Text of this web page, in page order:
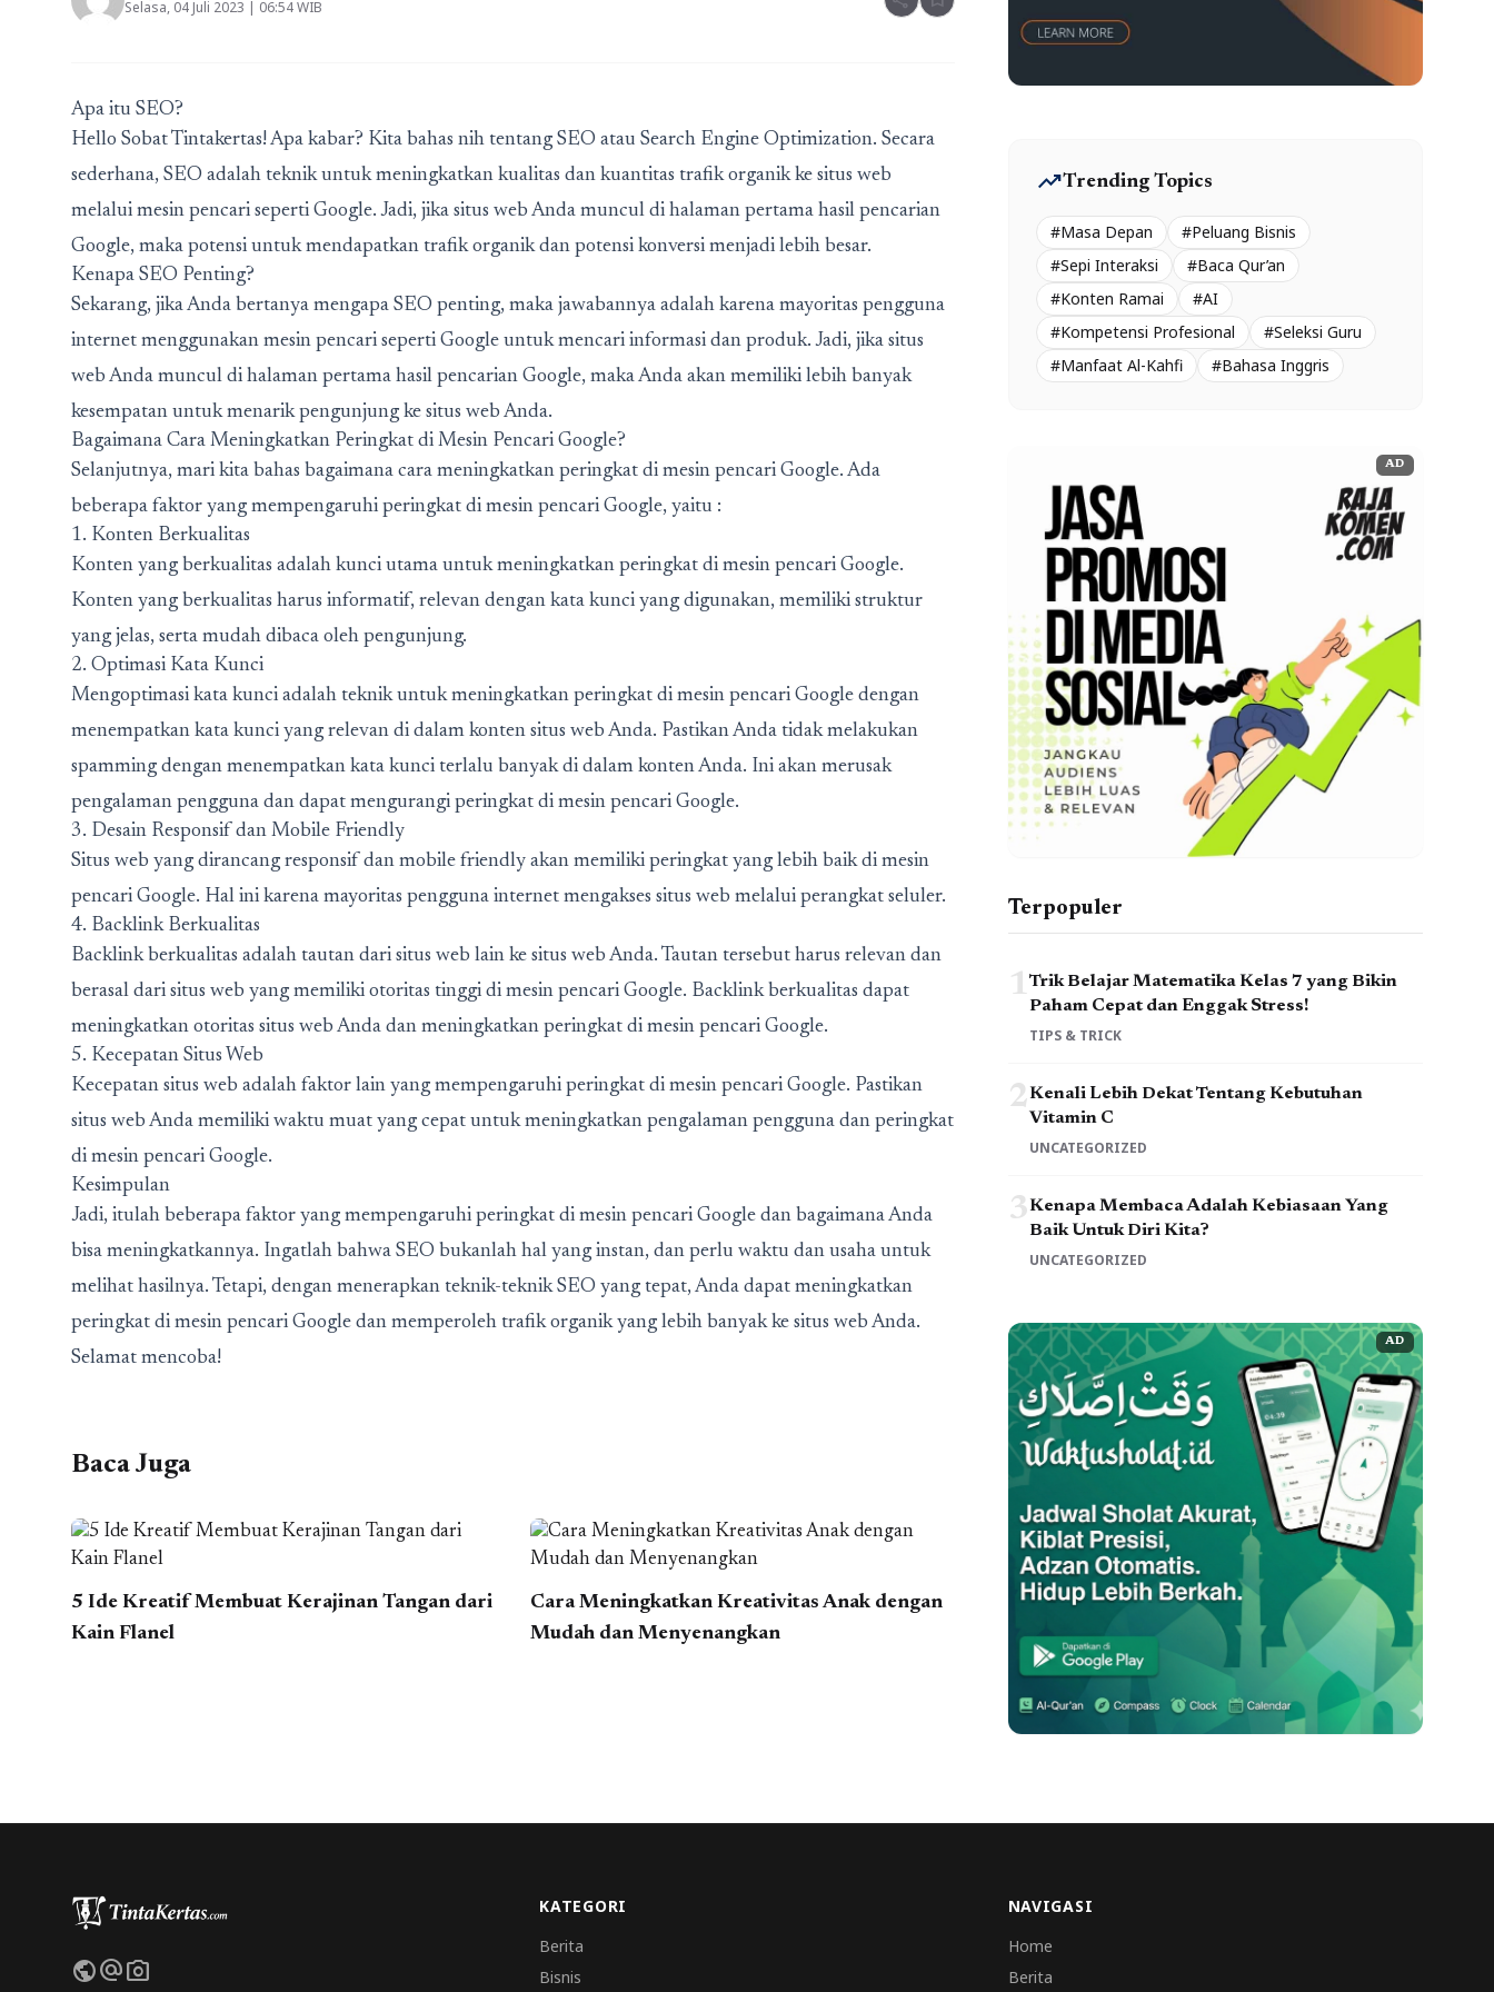
Selasa, 04 Juli 2023 | 06:54 WIB
Apa itu SEO?
Hello Sobat Tintakertas! Apa kabar? Kita bahas nih tentang SEO atau Search Engine Optimization. Secara
sederhana, SEO adalah teknik untuk meningkatkan kualitas dan kuantitas trafik organik ke situs web
melalui mesin pencari seperti Google. Jadi, jika situs web Anda muncul di halaman pertama hasil pencarian
Google, maka potensi untuk mendapatkan trafik organik dan potensi konversi menjadi lebih besar.
Kenapa SEO Penting?
Sekarang, jika Anda bertanya mengapa SEO penting, maka jawabannya adalah karena mayoritas pengguna
internet menggunakan mesin pencari seperti Google untuk mencari informasi dan produk. Jadi, jika situs
web Anda muncul di halaman pertama hasil pencarian Google, maka Anda akan memiliki lebih banyak
kesempatan untuk menarik pengunjung ke situs web Anda.
Bagaimana Cara Meningkatkan Peringkat di Mesin Pencari Google?
Selanjutnya, mari kita bahas bagaimana cara meningkatkan peringkat di mesin pencari Google. Ada
beberapa faktor yang mempengaruhi peringkat di mesin pencari Google, yaitu :
1. Konten Berkualitas
Konten yang berkualitas adalah kunci utama untuk meningkatkan peringkat di mesin pencari Google.
Konten yang berkualitas harus informatif, relevan dengan kata kunci yang digunakan, memiliki struktur
yang jelas, serta mudah dibaca oleh pengunjung.
2. Optimasi Kata Kunci
Mengoptimasi kata kunci adalah teknik untuk meningkatkan peringkat di mesin pencari Google dengan
menempatkan kata kunci yang relevan di dalam konten situs web Anda. Pastikan Anda tidak melakukan
spamming dengan menempatkan kata kunci terlalu banyak di dalam konten Anda. Ini akan merusak
pengalaman pengguna dan dapat mengurangi peringkat di mesin pencari Google.
3. Desain Responsif dan Mobile Friendly
Situs web yang dirancang responsif dan mobile friendly akan memiliki peringkat yang lebih baik di mesin
pencari Google. Hal ini karena mayoritas pengguna internet mengakses situs web melalui perangkat seluler.
4. Backlink Berkualitas
Backlink berkualitas adalah tautan dari situs web lain ke situs web Anda. Tautan tersebut harus relevan dan
berasal dari situs web yang memiliki otoritas tinggi di mesin pencari Google. Backlink berkualitas dapat
meningkatkan otoritas situs web Anda dan meningkatkan peringkat di mesin pencari Google.
5. Kecepatan Situs Web
Kecepatan situs web adalah faktor lain yang mempengaruhi peringkat di mesin pencari Google. Pastikan
situs web Anda memiliki waktu muat yang cepat untuk meningkatkan pengalaman pengguna dan peringkat
di mesin pencari Google.
Kesimpulan
Jadi, itulah beberapa faktor yang mempengaruhi peringkat di mesin pencari Google dan bagaimana Anda
bisa meningkatkannya. Ingatlah bahwa SEO bukanlah hal yang instan, dan perlu waktu dan usaha untuk
melihat hasilnya. Tetapi, dengan menerapkan teknik-teknik SEO yang tepat, Anda dapat meningkatkan
peringkat di mesin pencari Google dan memperoleh trafik organik yang lebih banyak ke situs web Anda.
Selamat mencoba!
Baca Juga
5 Ide Kreatif Membuat Kerajinan Tangan dari
Kain Flanel
Cara Meningkatkan Kreativitas Anak dengan
Mudah dan Menyenangkan
trending_upTrending Topics
#Masa Depan
#Peluang Bisnis
#Sepi Interaksi
#Baca Qur’an
#Konten Ramai
#AI
#Kompetensi Profesional
#Seleksi Guru
#Manfaat Al-Kahfi
#Bahasa Inggris
AD
Terpopuler
1Trik Belajar Matematika Kelas 7 yang Bikin
Paham Cepat dan Enggak Stress!
TIPS & TRICK
2Kenali Lebih Dekat Tentang Kebutuhan
Vitamin C
UNCATEGORIZED
3Kenapa Membaca Adalah Kebiasaan Yang
Baik Untuk Diri Kita?
UNCATEGORIZED
AD
publicalternate_emailphoto_camera
KATEGORI
Berita
Bisnis
NAVIGASI
Home
Berita